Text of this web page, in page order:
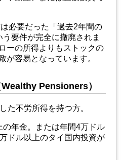
は必要だった「過去2年間の
要件が完全に撤廃されま
ーの所得よりもストックの
が容易となっています。
Pensioners）
た不労所得を持つ方。
の年金。または年間4万ドル
ドル以上のタイ国内投資が